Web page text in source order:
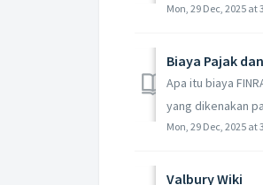
Mon, 29 Dec, 2025 at
Biaya Pajak
Apa itu biaya
yang dikenakan
Mon, 29 Dec, 2025 at
Valbury Wiki